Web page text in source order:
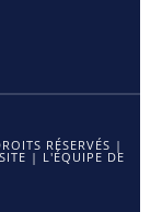
RÉSERVÉS |
| L'ÉQUIPE DE